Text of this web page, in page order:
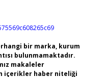
bir marka, kurum
bulunmamaktadır.
makaleler
içerikler haber niteliği